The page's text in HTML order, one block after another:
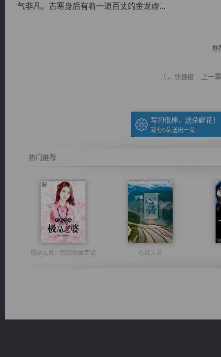
气非凡，古寒身后有着一道百丈的金龙虚...
推
（← 快捷键 上一章
写的很棒，送朵鲜花！
我有0朵送出一朵
热门推荐
桃运无双：我的极品老婆 心铸天途